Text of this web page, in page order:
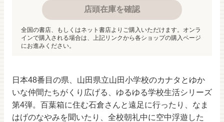
日本48番目の県、山田県立山田小学校のカナタとゆか
いな仲間たちがくり広げる、ゆるゆる学校生活シリーズ
第4弾。百葉箱に住む石倉さんと遠足に行ったり、なま
はげのなやみを聞いたり、全校朝礼中に空中浮遊した
店頭在庫を確認
全国の書店、もしくはネット書店よりご購入いただけます。オンラ
インで購入される場合は、上記リンクから各ショップの購入ページ
にお進みください。